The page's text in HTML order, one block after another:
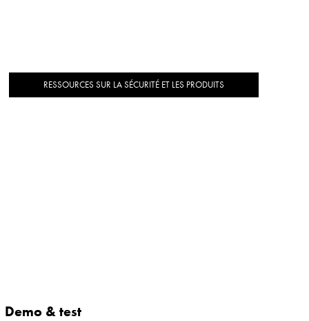
RESSOURCES SUR LA SÉCURITÉ ET LES PRODUITS
Demo & test